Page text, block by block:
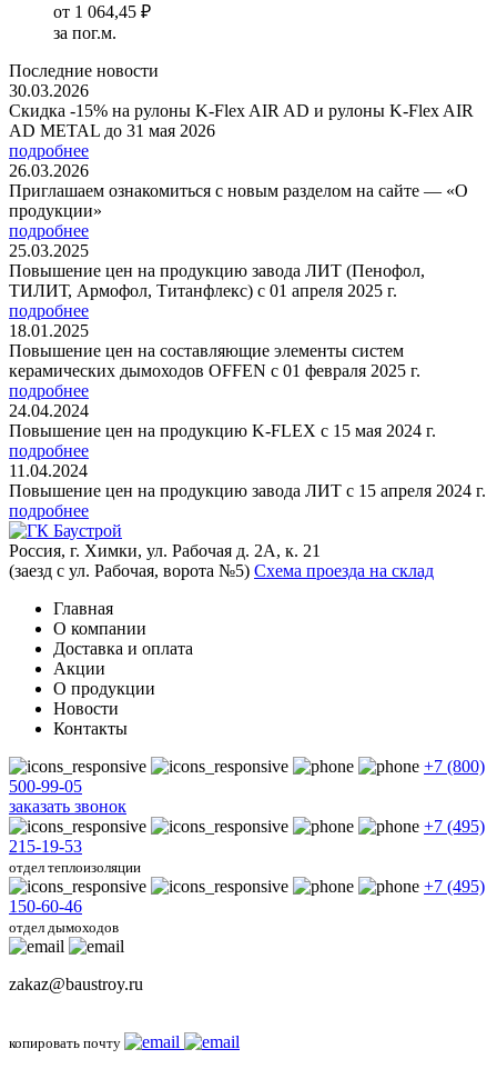
от 1 064,45 ₽
за пог.м.
Последние новости
30.03.2026
Скидка -15% на рулоны K-Flex AIR AD и рулоны K-Flex AIR
AD METAL до 31 мая 2026
подробнее
26.03.2026
Приглашаем ознакомиться с новым разделом на сайте — «О
продукции»
подробнее
25.03.2025
Повышение цен на продукцию завода ЛИТ (Пенофол,
ТИЛИТ, Армофол, Титанфлекс) с 01 апреля 2025 г.
подробнее
18.01.2025
Повышение цен на составляющие элементы систем
керамических дымоходов OFFEN с 01 февраля 2025 г.
подробнее
24.04.2024
Повышение цен на продукцию K-FLEX с 15 мая 2024 г.
подробнее
11.04.2024
Повышение цен на продукцию завода ЛИТ с 15 апреля 2024 г.
подробнее
Россия, г. Химки, ул. Рабочая д. 2А, к. 21
(заезд с ул. Рабочая, ворота №5) Схема проезда на склад
Главная
О компании
Доставка и оплата
Акции
О продукции
Новости
Контакты
+7 (800)
500-99-05
заказать звонок
+7 (495)
215-19-53
отдел теплоизоляции
+7 (495)
150-60-46
отдел дымоходов
zakaz@baustroy.ru
копировать почту